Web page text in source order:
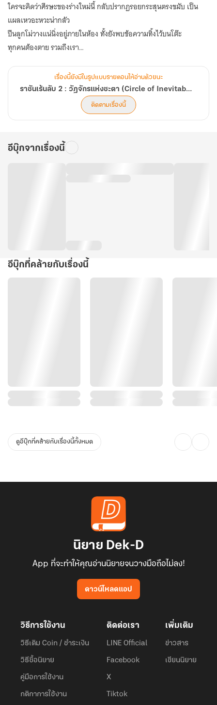
ใครจะคิดว่าศีรษะของร่างใหม่นี้ กลับปรากฏรอยกระสุนตรงขมับ เป็น
แผลเหวอะหวะน่ากลัว
ปืนลูกโม่วางแน่นิ่งอยู่ภายในห้อง ทั้งยังพบข้อความทิ้งไว้บนโต๊ะ
ทุกคนต้องตาย รวมถึงเรา
บนโลกที่คล้ายคลึงกับยุควิกตอเรียของยุโรป ยุคจักรกลไอน้ำเฟื่องฟู
โลกที่มีพระจันทร์สีเลือดลอยเด่นเหนือท้องฟ้า
โจวหมิงรุ่ยกลับพบว่า เขาอาจไม่ใช่ผู้เดียวที่เดินทางข้ามทางโลกมายังที่
แห่งนี้
เป็นภาษาจีนเอาไว้
ไดอารี่ที่่ไม่มีผู้ใดอ่านออก นอกจากโจวหมิงรุ่ยคนเดียว
เรื่องนี้ยังมีในรูปแบบรายตอนให้อ่านด้วยนะ
ราชันเร้นลับ 2 : วัฏจักรแห่งชะตา (Circle of Inevitability)
ติดตามเรื่องนี้
อีบุ๊กจากเรื่องนี้
อีบุ๊กที่คล้ายกับเรื่องนี้
ดูอีบุ๊กที่คล้ายกับเรื่องนี้ทั้งหมด
นิยาย Dek-D
App ที่จะทำให้คุณอ่านนิยายจนวางมือถือไม่ลง!
ดาวน์โหลดแอป
วิธีการใช้งาน
วิธีเติม Coin / ชำระเงิน
วิธีซื้อนิยาย
คู่มือการใช้งาน
กติกาการใช้งาน
ติดต่อเรา
LINE Official
Facebook
X
Tiktok
เพิ่มเติม
ข่าวสาร
เขียนนิยาย